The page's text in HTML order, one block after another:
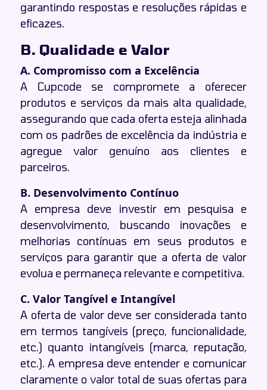
garantindo respostas e resoluções rápidas e
eficazes.
B. Qualidade e Valor
A. Compromisso com a Excelência
A Cupcode se compromete a oferecer
produtos e serviços da mais alta qualidade,
assegurando que cada oferta esteja alinhada
com os padrões de excelência da indústria e
agregue valor genuíno aos clientes e
parceiros.
B. Desenvolvimento Contínuo
A empresa deve investir em pesquisa e
desenvolvimento, buscando inovações e
melhorias contínuas em seus produtos e
serviços para garantir que a oferta de valor
evolua e permaneça relevante e competitiva.
C. Valor Tangível e Intangível
A oferta de valor deve ser considerada tanto
em termos tangíveis (preço, funcionalidade,
etc.) quanto intangíveis (marca, reputação,
etc.). A empresa deve entender e comunicar
claramente o valor total de suas ofertas para